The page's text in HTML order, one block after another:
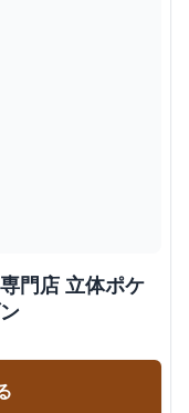
門店 立体ポケ